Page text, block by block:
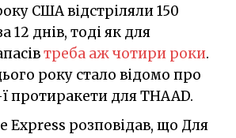
США відстріляли 150
12 днів, тоді як для
треба аж чотири роки.
року стало відомо про
протиракети для THAAD.
Express розповідав, що Для